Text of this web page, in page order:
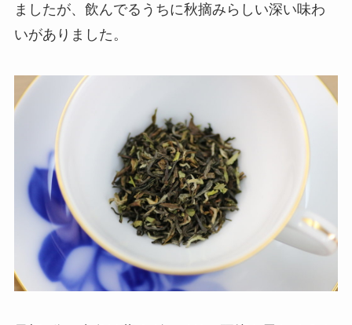
ましたが、飲んでるうちに秋摘みらしい深い味わ
いがありました。